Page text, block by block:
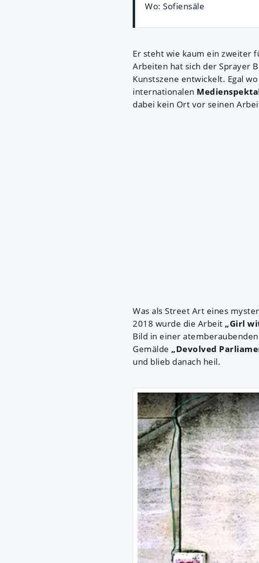
Wo: Sofiensäle
Er steht wie kaum ein zweiter
Arbeiten hat sich der Sprayer
Kunstszene entwickelt. Egal
internationalen
dabei kein Ort vor seinen
Was als Street Art eines
2018 wurde die Arbeit „Girl
Bild in einer
Gemälde „Devolved
und blieb danach heil.